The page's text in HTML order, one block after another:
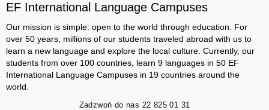
EF International Language Campuses
Our mission is simple: open to the world through education. For
over 50 years, millions of our students traveled abroad with us to
learn a new language and explore the local culture. Currently, our
students from over 100 countries, learn 9 languages ​​in 50 EF
International Language Campuses in 19 countries around the
world.
Zadzwoń do nas 22 825 01 31